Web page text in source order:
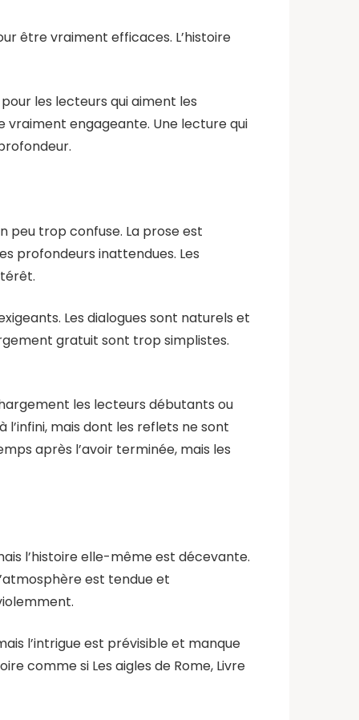
être vraiment efficaces. L’histoire
les lecteurs qui aiment les
vraiment engageante. Une lecture qui
peu trop confuse. La prose est
profondeurs inattendues. Les
Les dialogues sont naturels et
gratuit sont trop simplistes.
les lecteurs débutants ou
mais dont les reflets ne sont
après l’avoir terminée, mais les
l’histoire elle-même est décevante.
est tendue et
l’intrigue est prévisible et manque
comme si Les aigles de Rome, Livre